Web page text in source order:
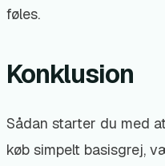
føles.
Konklusion
Sådan starter du med
køb simpelt basisgrej,